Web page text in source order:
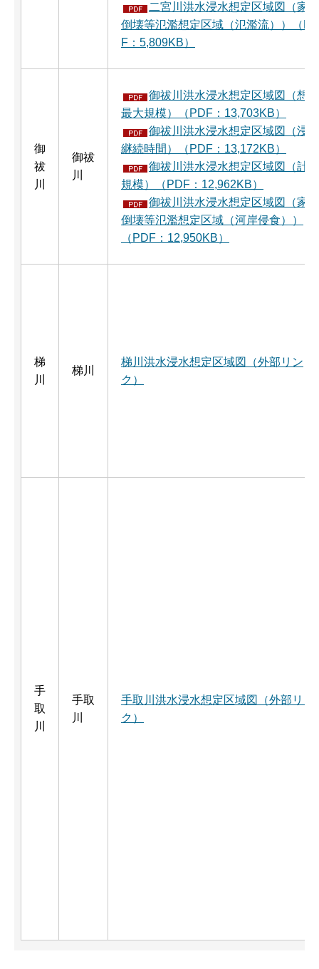
二宮川洪水浸水想定区域図（家屋
倒壊等氾濫想定区域（氾濫流））（PD
F：5,809KB）
御
祓
川
御祓
川
御祓川洪水浸水想定区域図（想定
最大規模）（PDF：13,703KB）
御祓川洪水浸水想定区域図（浸水
継続時間）（PDF：13,172KB）
御祓川洪水浸水想定区域図（計画
規模）（PDF：12,962KB）
御祓川洪水浸水想定区域図（家屋
倒壊等氾濫想定区域（河岸侵食））
（PDF：12,950KB）
梯
川
梯川
梯川洪水浸水想定区域図（外部リン
ク）
手
取
川
手取
川
手取川洪水浸水想定区域図（外部リン
ク）